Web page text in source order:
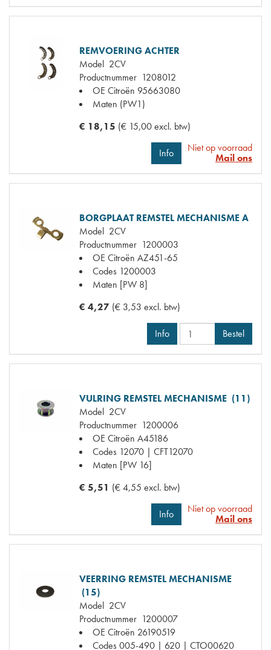
REMVOERING ACHTER
Model 2CV
Productnummer 1208012
OE Citroën 95663080
Maten (PW1)
€ 18,15 (€ 15,00 excl. btw)
Info
Niet op voorraad
Mail ons
BORGPLAAT REMSTEL MECHANISME A
Model 2CV
Productnummer 1200003
OE Citroën AZ451-65
Codes 1200003
Maten [PW 8]
€ 4,27 (€ 3,53 excl. btw)
Info Bestel
VULRING REMSTEL MECHANISME (11)
Model 2CV
Productnummer 1200006
OE Citroën A45186
Codes 12070 | CFT12070
Maten [PW 16]
€ 5,51 (€ 4,55 excl. btw)
Info
Niet op voorraad
Mail ons
VEERRING REMSTEL MECHANISME
(15)
Model 2CV
Productnummer 1200007
OE Citroën 26190519
Codes005-490 | 620 | CTO00620